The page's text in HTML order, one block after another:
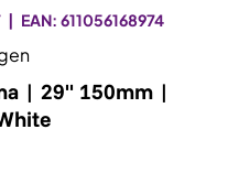
| EAN: 611056168974
| 29" 150mm |